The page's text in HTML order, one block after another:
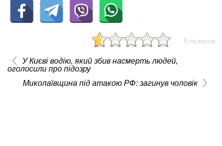
5 голосов
У Києві водію, який збив насмерть людей,
оголосили про підозру
Миколаївщина під атакою РФ: загинув чоловік